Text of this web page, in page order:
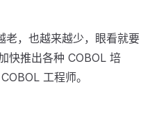
老，也越来越少，眼看就要
快推出各种 COBOL 培
工程师。